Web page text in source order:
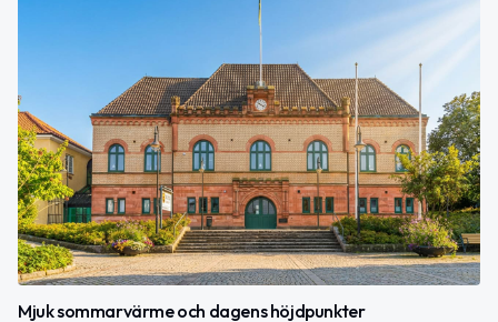
Mjuk sommarvärme och dagens höjdpunkter